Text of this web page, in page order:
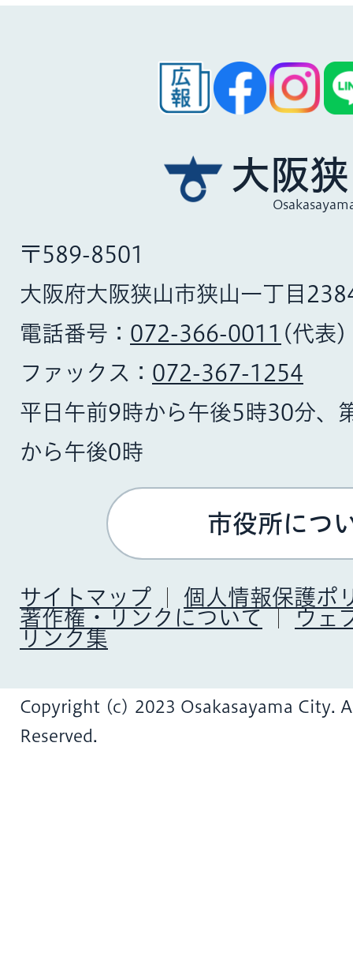
大阪
〒589-8501
大阪府大阪狭山市狭山一丁目
電話番号： 072-366-0011 (代表)
ファックス： 072-367-1254
平日午前9時から午後5時30分、
から午後0時
市役所につ
サイトマップ
個人情報保護ポ
著作権・リンクについて
ウェ
リンク集
Copyright (c) 2023 Osakasayama City.
Reserved.